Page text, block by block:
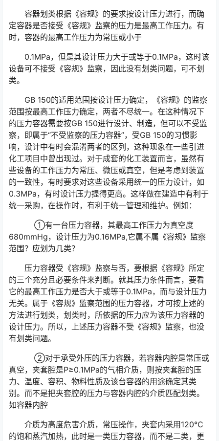
容器划类根据《容规》的要求按设计压力进行，而确
定容器是否接受《容规》监察的压力是最高工作压力。有
时，容器的最高工作压力为常压或小于
0.1MPa，但是其设计压力大于或等于0.1MPa，这时该
设备可不接受《容规》监察，因此没有划类问题，可不划
类。
GB 150的适用范围按设计压力确定，《容规》的监察
范围按最高工作压力确定，两者不尽统一。在这种情况下
的压力容器需要按GB 150进行设计、制造，但可以不受监
察，即属于“不受监察的压力容器”，受GB 150的习惯影
响，设计中有时会混淆两者的区列，这种现象在一些引进
化工项目中曾出现过。对于成套的化工装置而言，虽然有
些设备的工作压力为常压、微压或真空，但是考虑到装置
的一致性，有时要求对这些设备采用统一的压力设计，如
0.3MPa，有时设计压力提得更高。这样做在建造中有利于
统一采购，在操作时，有利于统一管理和维护。例如：
①有一台压力容器，其最高工作压力为真空度
680mmHg，设计压力为0.16MPa,它属不属《容规》监察
范围？应划为几类？
压力容器受《容规》监察与否，要根据《容规》所定
的三个充分且必要条件来判断。就其压力条件而言，要看
它的最高工作压力是否大于或等于0.1MPa，而与设计压力
无关。属于《容规》监察范围的压力容器，才可按上述的
方法进行划类，划类时，所依据的压力应为该压力容器的
设计压力。所以，上述压力容器不受《容规》监察，也没
有划类问题。
②对于承受外压的压力容器，若容器内腔是常压或
真空，夹套腔是P≥0.1MPa的气相介质，则按夹套腔的压
力、温度、容积、物料性质及该台容器的用途确定其类
别。而不是把夹套腔的压力与容器内腔的介质匹配划类。
如容器内腔
介质为高度危害介质，常压操作，夹套内采用120℃
的饱和蒸汽加热，此时是一类压力容器，而不是二类，更